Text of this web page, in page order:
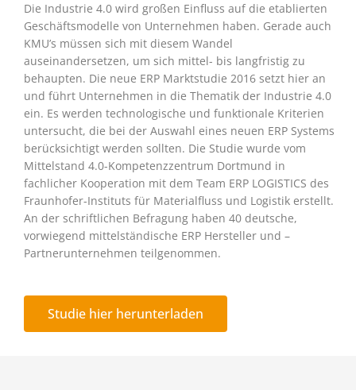
Die Industrie 4.0 wird großen Einfluss auf die etablierten
Geschäftsmodelle von Unternehmen haben. Gerade auch
KMU’s müssen sich mit diesem Wandel
auseinandersetzen, um sich mittel- bis langfristig zu
behaupten. Die neue ERP Marktstudie 2016 setzt hier an
und führt Unternehmen in die Thematik der Industrie 4.0
ein. Es werden technologische und funktionale Kriterien
untersucht, die bei der Auswahl eines neuen ERP Systems
berücksichtigt werden sollten. Die Studie wurde vom
Mittelstand 4.0-Kompetenzzentrum Dortmund in
fachlicher Kooperation mit dem Team ERP LOGISTICS des
Fraunhofer-Instituts für Materialfluss und Logistik erstellt.
An der schriftlichen Befragung haben 40 deutsche,
vorwiegend mittelständische ERP Hersteller und –
Partnerunternehmen teilgenommen.
Studie hier herunterladen